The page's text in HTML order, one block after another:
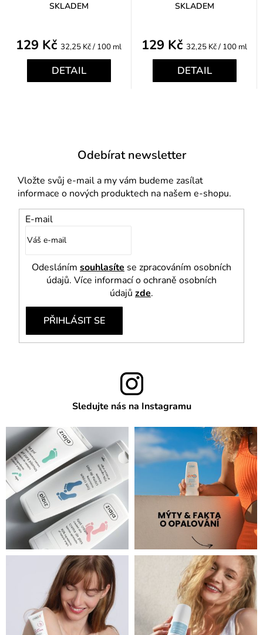
SKLADEM
129 Kč Měrná
cena:
32,25 Kč / 100 ml
DETAIL
SKLADEM
129 Kč Měrná
cena:
32,25 Kč / 100 ml
DETAIL
Odebírat newsletter
Vložte svůj e-mail a my vám budeme zasílat
informace o nových produktech na našem e-shopu.
E-mail
Odesláním souhlasíte se zpracováním osobních
údajů. Více informací o ochraně osobních
údajů zde.
PŘIHLÁSIT SE
Sledujte nás na Instagramu